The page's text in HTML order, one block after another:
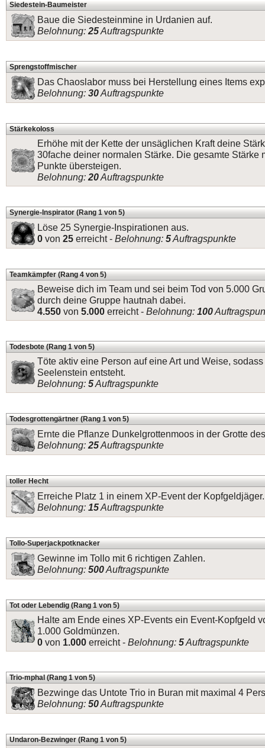
Siedestein-Baumeister
Baue die Siedesteinmine in Urdanien auf.
Belohnung: 25Auftragspunkte
Sprengstoffmischer
Das Chaoslabor muss bei Herstellung eines Items
Belohnung: 30Auftragspunkte
Stärkekoloss
Erhöhe mit der Kette der unsäglichen Kraft deine
30fache deiner normalen Stärke. Die gesamte Stärke
Punkte übersteigen.
Belohnung: 20Auftragspunkte
Synergie-Inspirator (Rang 1 von 5)
Löse 25 Synergie-Inspirationen aus.
0 von 25 erreicht - Belohnung: 5Auftragspunkte
Teamkämpfer (Rang 4 von 5)
Beweise dich im Team und sei beim Tod von 5.000
durch deine Gruppe hautnah dabei.
4.550 von 5.000 erreicht - Belohnung: 100
Todesbote (Rang 1 von 5)
Töte aktiv eine Person auf eine Art und Weise,
Seelenstein entsteht.
Belohnung: 5Auftragspunkte
Todesgrottengärtner (Rang 1 von 5)
Ernte die Pflanze Dunkelgrottenmoos in der Grotte
Belohnung: 25Auftragspunkte
toller Hecht
Erreiche Platz 1 in einem XP-Event der Kopfgeldjäger.
Belohnung: 15Auftragspunkte
Tollo-Superjackpotknacker
Gewinne im Tollo mit 6 richtigen Zahlen.
Belohnung: 500Auftragspunkte
Tot oder Lebendig (Rang 1 von 5)
Halte am Ende eines XP-Events ein Event-Kopfgeld
1.000 Goldmünzen.
0 von 1.000 erreicht - Belohnung: 5Auftragspunkte
Trio-mphal (Rang 1 von 5)
Bezwinge das Untote Trio in Buran mit maximal 4
Belohnung: 50Auftragspunkte
Undaron-Bezwinger (Rang 1 von 5)